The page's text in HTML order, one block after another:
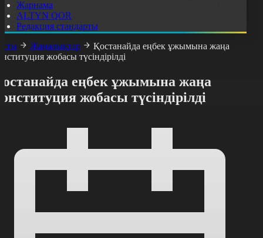
Жарнама
ALTYN QOR
Редакция стандарты
Жаңалықтар
Қостанайда еңбек ұжымына жаңа
жобасы түсіндірілді
еңбек ұжымына жаңа
жобасы түсіндірілді